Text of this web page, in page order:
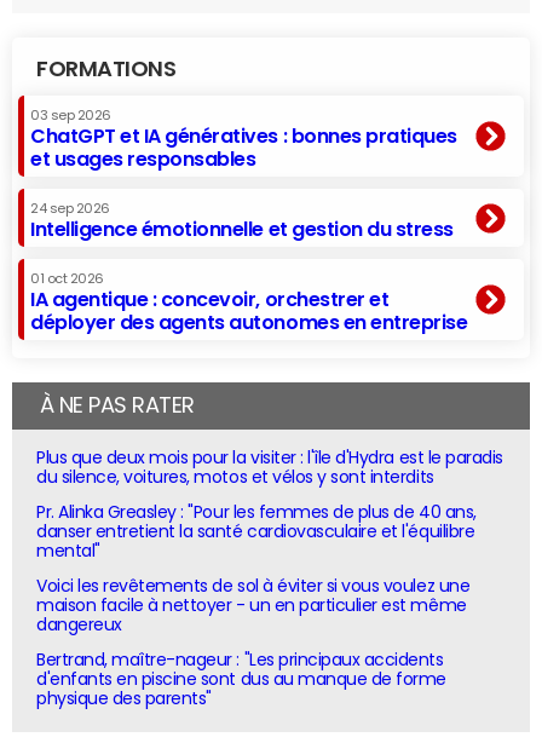
FORMATIONS
03 sep 2026
ChatGPT et IA génératives : bonnes pratiques
et usages responsables
24 sep 2026
Intelligence émotionnelle et gestion du stress
01 oct 2026
IA agentique : concevoir, orchestrer et
déployer des agents autonomes en entreprise
À NE PAS RATER
Plus que deux mois pour la visiter : l'île d'Hydra est le paradis
du silence, voitures, motos et vélos y sont interdits
Pr. Alinka Greasley : "Pour les femmes de plus de 40 ans,
danser entretient la santé cardiovasculaire et l'équilibre
mental"
Voici les revêtements de sol à éviter si vous voulez une
maison facile à nettoyer - un en particulier est même
dangereux
Bertrand, maître-nageur : "Les principaux accidents
d'enfants en piscine sont dus au manque de forme
physique des parents"